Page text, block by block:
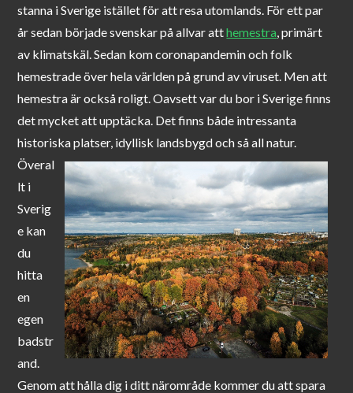
stanna i Sverige istället för att resa utomlands. För ett par
år sedan började svenskar på allvar atthemestra, primärt
av klimatskäl. Sedan kom coronapandemin och folk
hemestrade över hela världen på grund av viruset. Men att
hemestra är också roligt. Oavsett var du bor i Sverige finns
det mycket att upptäcka. Det finns både intressanta
historiska platser, idyllisk landsbygd och så all natur.
Överal
lt i
Sverig
e kan
du
hitta
en
egen
badstr
and.
Genom att hålla dig i ditt närområde kommer du att spara